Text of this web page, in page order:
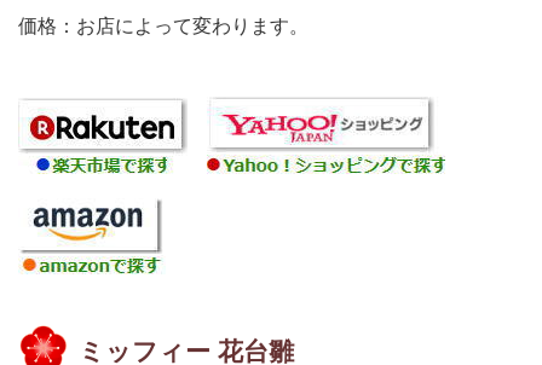
価格：お店によって変わります。
ミッフィー 花台雛